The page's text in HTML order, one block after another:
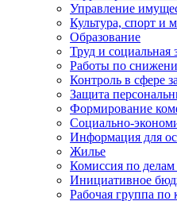
Управление
Культура, спорт и
Образование
Труд и социальная
Работы по
Контроль в сфере
Защита
Формирование
Социально-
Информация для
Жилье
Комиссия по
Инициативное
Рабочая группа по